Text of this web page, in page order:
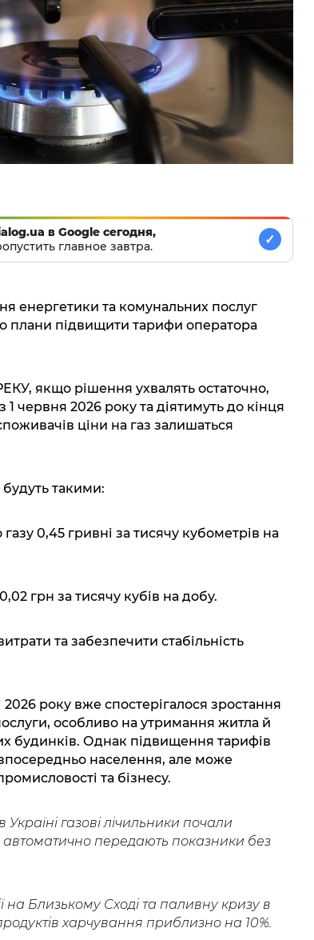
в Google сегодня,
главное завтра.
✓
енергетики та комунальних послуг
плани підвищити тарифи оператора
якщо рішення ухвалять остаточно,
1 червня 2026 року та діятимуть до кінця
ціни на газ залишаться
такими:
0,45 гривні за тисячу кубометрів на
грн за тисячу кубів на добу.
та забезпечити стабільність
року вже спостерігалося зростання
особливо на утримання житла й
будинків. Однак підвищення тарифів
населення, але може
та бізнесу.
Україні газові лічильники почали
передають показники без
на Близькому Сході та паливну кризу в
харчування приблизно на 10%.